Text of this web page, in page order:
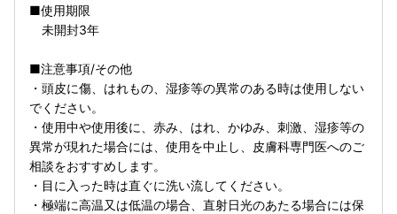
■使用期限
未開封3年
■注意事項/その他
・頭皮に傷、はれもの、湿疹等の異常のある時は使用しない
でください。
・使用中や使用後に、赤み、はれ、かゆみ、刺激、湿疹等の
異常が現れた場合には、使用を中止し、皮膚科専門医へのご
相談をおすすめします。
・目に入った時は直ぐに洗い流してください。
・極端に高温又は低温の場合、直射日光のあたる場合には保